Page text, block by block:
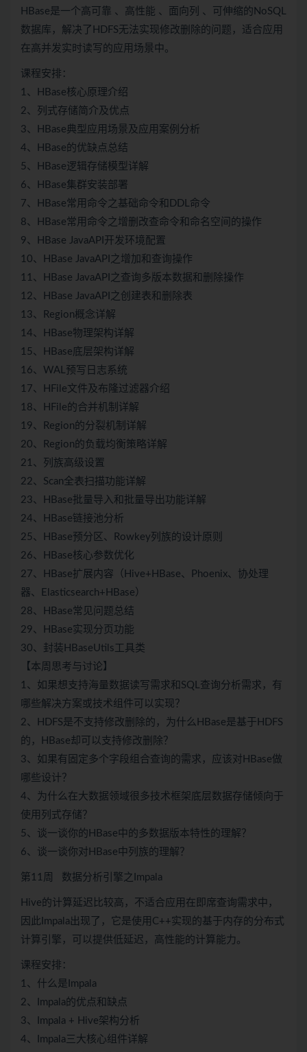
HBase是一个高可靠 、高性能 、面向列 、可伸缩的NoSQL
数据库，解决了HDFS无法实现修改删除的问题，适合应用
在高并发实时读写的应用场景中。
课程安排：
1、HBase核心原理介绍
2、列式存储简介及优点
3、HBase典型应用场景及应用案例分析
4、HBase的优缺点总结
5、HBase逻辑存储模型详解
6、HBase集群安装部署
7、HBase常用命令之基础命令和DDL命令
8、HBase常用命令之增删改查命令和命名空间的操作
9、HBase JavaAPI开发环境配置
10、HBase JavaAPI之增加和查询操作
11、HBase JavaAPI之查询多版本数据和删除操作
12、HBase JavaAPI之创建表和删除表
13、Region概念详解
14、HBase物理架构详解
15、HBase底层架构详解
16、WAL预写日志系统
17、HFile文件及布隆过滤器介绍
18、HFile的合并机制详解
19、Region的分裂机制详解
20、Region的负载均衡策略详解
21、列族高级设置
22、Scan全表扫描功能详解
23、HBase批量导入和批量导出功能详解
24、HBase链接池分析
25、HBase预分区、Rowkey列族的设计原则
26、HBase核心参数优化
27、HBase扩展内容（Hive+HBase、Phoenix、协处理
器、Elasticsearch+HBase）
28、HBase常见问题总结
29、HBase实现分页功能
30、封装HBaseUtils工具类
【本周思考与讨论】
1、如果想支持海量数据读写需求和SQL查询分析需求，有
哪些解决方案或技术组件可以实现？
2、HDFS是不支持修改删除的，为什么HBase是基于HDFS
的，HBase却可以支持修改删除？
3、如果有固定多个字段组合查询的需求，应该对HBase做
哪些设计？
4、为什么在大数据领域很多技术框架底层数据存储倾向于
使用列式存储？
5、谈一谈你的HBase中的多数据版本特性的理解？
6、谈一谈你对HBase中列族的理解？
第11周 数据分析引擎之Impala
Hive的计算延迟比较高，不适合应用在即席查询需求中，
因此Impala出现了，它是使用C++实现的基于内存的分布式
计算引擎，可以提供低延迟，高性能的计算能力。
课程安排：
1、什么是Impala
2、Impala的优点和缺点
3、Impala + Hive架构分析
4、Impala三大核心组件详解